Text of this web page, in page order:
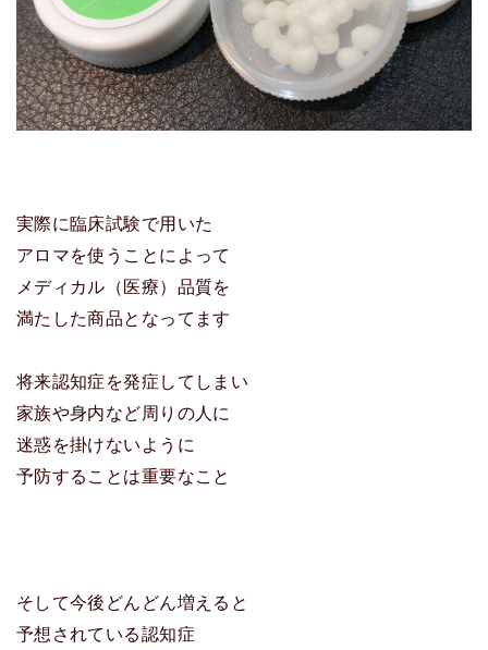
実際に臨床試験で用いた
アロマを使うことによって
メディカル（医療）品質を
満たした商品となってます
将来認知症を発症してしまい
家族や身内など周りの人に
迷惑を掛けないように
予防することは重要なこと
そして今後どんどん増えると
予想されている認知症